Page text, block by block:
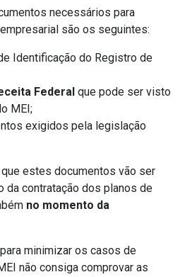
necessários para
são os seguintes:
Identificação do Registro de
Federal que pode ser visto
MEI;
exigidos pela legislação
que estes documentos vão ser
da contratação dos planos de
no momento da
minimizar os casos de
não consiga comprovar as